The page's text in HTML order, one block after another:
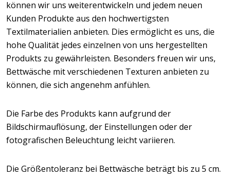
können wir uns weiterentwickeln und jedem neuen
Kunden Produkte aus den hochwertigsten
Textilmaterialien anbieten. Dies ermöglicht es uns, die
hohe Qualität jedes einzelnen von uns hergestellten
Produkts zu gewährleisten. Besonders freuen wir uns,
Bettwäsche mit verschiedenen Texturen anbieten zu
können, die sich angenehm anfühlen.
Die Farbe des Produkts kann aufgrund der
Bildschirmauflösung, der Einstellungen oder der
fotografischen Beleuchtung leicht variieren.
Die Größentoleranz bei Bettwäsche beträgt bis zu 5 cm.